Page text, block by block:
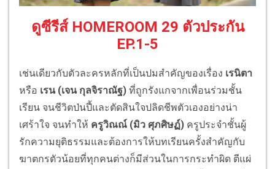
ดูซีรีส์ HOMEROOM 29 ตัวประกัน
EP.1-5
เช่นเดียวกับตัวละครหลักที่เป็นปมสำคัญของเรื่อง เรนิตา
หรือ เรน (เจน กุลจิราณัฐ) ที่ถูกรังแกจากเพื่อนร่วมชั้น
เรียน จนชีวิตป่นปี้และตัดสินใจปลิดชีพตัวเองอย่างน่า
เศร้าใจ จนทำให้ ครูวิณณ์ (มิว ศุภศิษฏ์) ครูประจำชั้นผู้
รักความยุติธรรมและต้องการให้บทเรียนครั้งสำคัญกับ
ฆาตกรตัวน้อยที่ทุกคนต่างก็มีส่วนในการกระทำผิด ตีแผ่